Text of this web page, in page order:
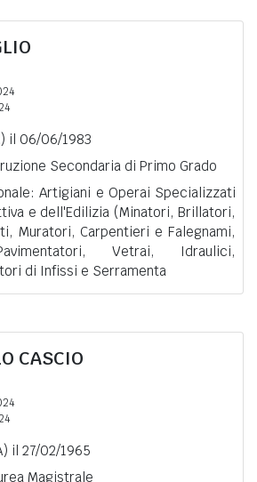
il 06/06/1983
Secondaria di Primo Grado
Artigiani e Operai Specializzati
e dell'Edilizia (Minatori, Brillatori,
Muratori, Carpentieri e Falegnami,
Vetrai, Idraulici,
di Infissi e Serramenta
CASCIO
il 27/02/1965
Magistrale